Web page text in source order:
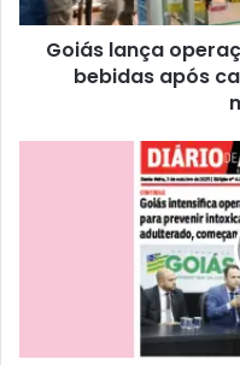
Goiás lança
bebidas após